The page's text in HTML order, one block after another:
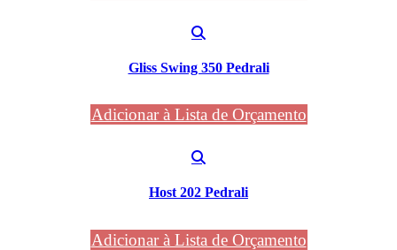
Gliss Swing 350 Pedrali
Adicionar à Lista de Orçamento
Host 202 Pedrali
Adicionar à Lista de Orçamento